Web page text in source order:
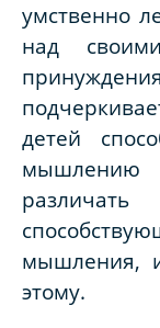
умственно
над
детей
мышления,
этому.